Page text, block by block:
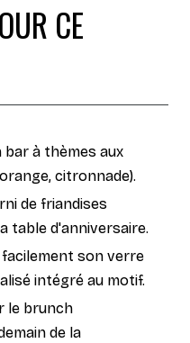
CE
à thèmes aux
citronnade).
de friandises
table d'anniversaire.
son verre
intégré au motif.
le brunch
de la